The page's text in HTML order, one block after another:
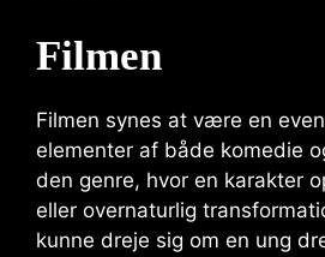
Filmen
Filmen synes at være en
elementer af både komedie
den genre, hvor en karakter
eller overnaturlig
kunne dreje sig om en ung